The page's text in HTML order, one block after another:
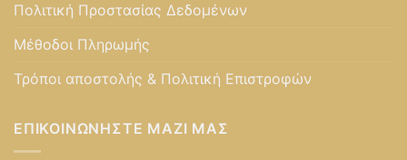
Πολιτική Προστασίας Δεδομένων
Μέθοδοι Πληρωμής
Τρόποι αποστολής & Πολιτική Επιστροφών
ΕΠΙΚΟΙΝΩΝΉΣΤΕ ΜΑΖΊ ΜΑΣ